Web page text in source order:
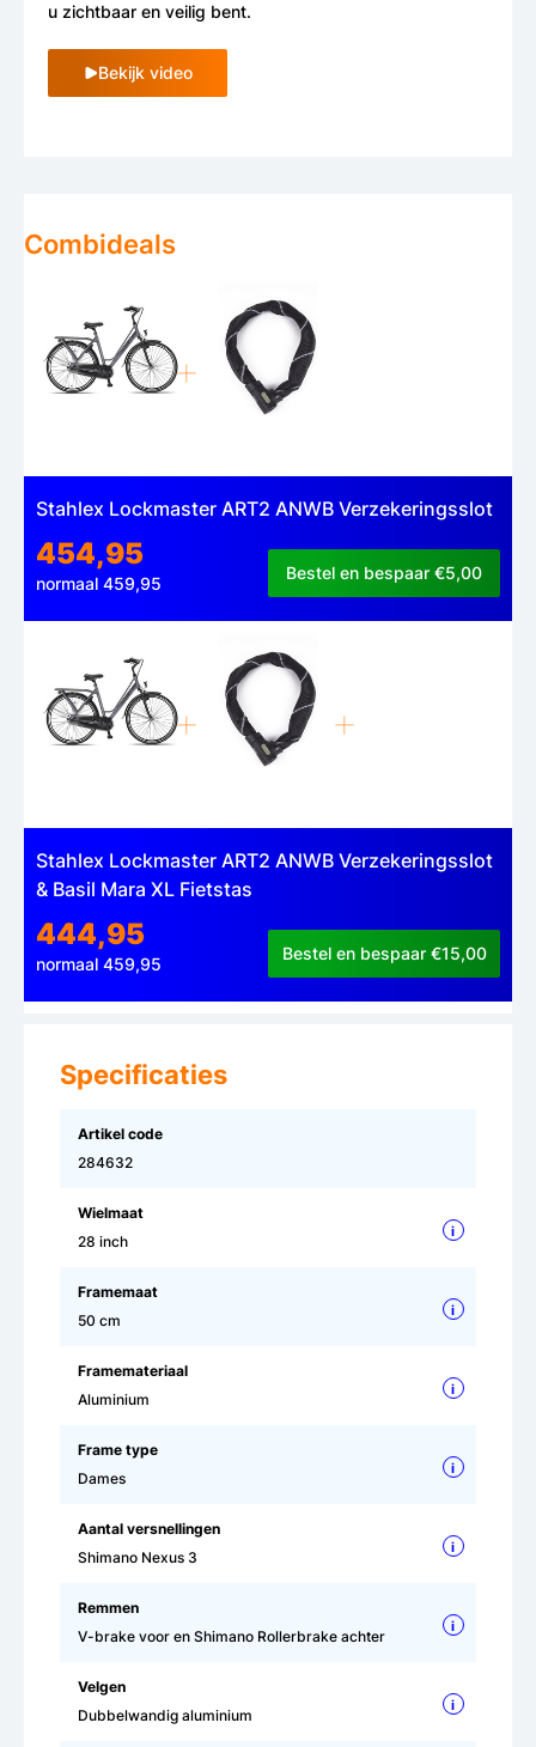
Combideals
Stahlex Lockmaster ART2 ANWB Verzekeringsslot
454,95
normaal 459,95
Bestel en bespaar €5,00
Stahlex Lockmaster ART2 ANWB Verzekeringsslot
& Basil Mara XL Fietstas
444,95
normaal 459,95
Bestel en bespaar €15,00
u zichtbaar en veilig bent.
Bekijk video
Specificaties
Artikel code
284632
Wielmaat
28 inch
i
Framemaat
50 cm
i
Framemateriaal
Aluminium
i
Frame type
Dames
i
Aantal versnellingen
Shimano Nexus 3
i
Remmen
V-brake voor en Shimano Rollerbrake achter
i
Velgen
Dubbelwandig aluminium
i